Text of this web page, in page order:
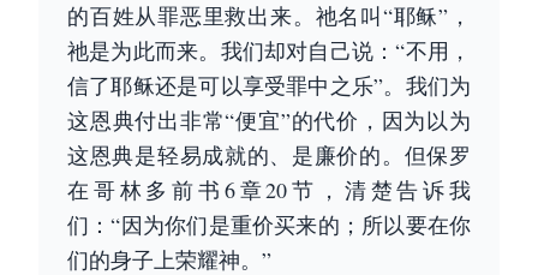
的百姓从罪恶里救出来。祂名叫“耶稣”，
祂是为此而来。我们却对自己说：“不用，
信了耶稣还是可以享受罪中之乐”。我们为
这恩典付出非常“便宜”的代价，因为以为
这恩典是轻易成就的、是廉价的。但保罗
在哥林多前书6章20节，清楚告诉我
们：“因为你们是重价买来的；所以要在你
们的身子上荣耀神。”